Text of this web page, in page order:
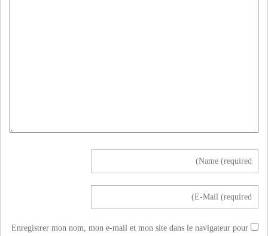
Enregistrer mon nom, mon e-mail et mon site dans le navigateur pour